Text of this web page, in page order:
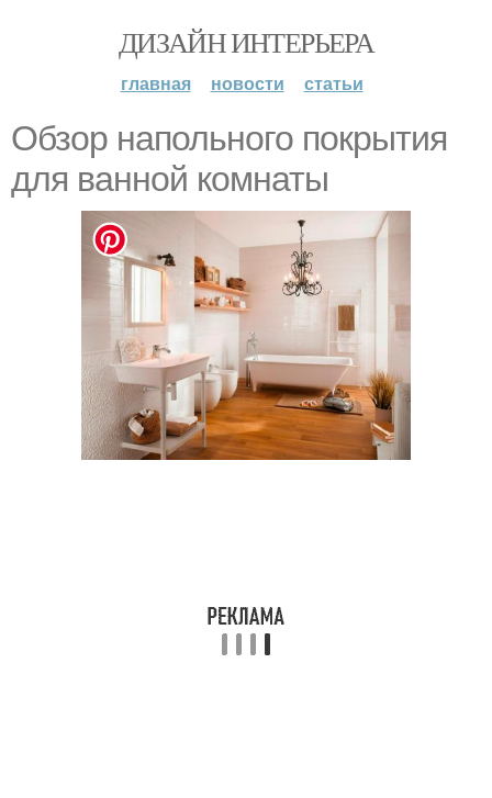
ДИЗАЙН ИНТЕРЬЕРА
главная новости статьи
Обзор напольного покрытия
для ванной комнаты